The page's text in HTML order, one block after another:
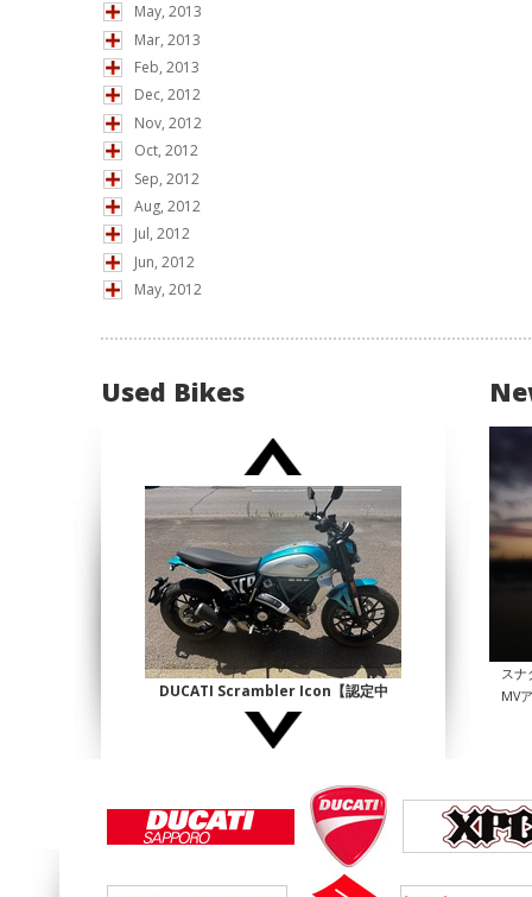
May, 2013
Mar, 2013
Feb, 2013
Dec, 2012
Nov, 2012
Oct, 2012
Sep, 2012
Aug, 2012
Jul, 2012
Jun, 2012
May, 2012
Used Bikes
DUCATI Scrambler Icon【認定中
古】
¥1,140,000
スナ
MV